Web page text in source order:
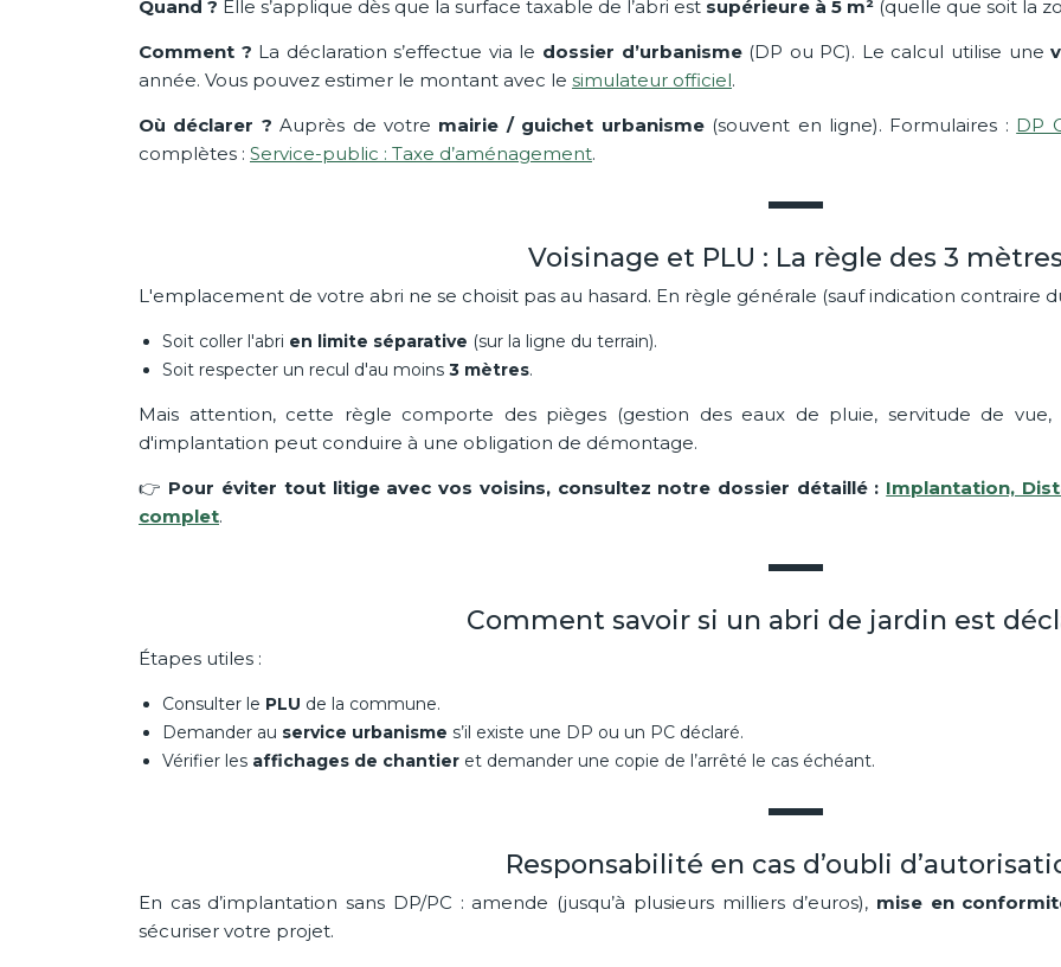
Quand ? Elle s’applique dès que la surface taxable de l’abri est supérieure à 5 m² (quelle que soit la
Comment ? La déclaration s’effectue via le dossier d’urbanisme(DP ou PC). Le calcul utilise une
année. Vous pouvez estimer le montant avec le simulateur officiel.
Où déclarer ? Auprès de votre mairie / guichet urbanisme(souvent en ligne). Formulaires : DP
complètes : Service-public : Taxe d’aménagement.
Voisinage et PLU : La règle des 3
L'emplacement de votre abri ne se choisit pas au hasard. En règle générale (sauf indication contraire
Soit coller l'abri en limite séparative (sur la ligne du terrain).
Soit respecter un recul d'au moins 3 mètres.
Mais attention, cette règle comporte des pièges (gestion des eaux de pluie, servitude de
d'implantation peut conduire à une obligation de démontage.
👉 Pour éviter tout litige avec vos voisins, consultez notre dossier détaillé : Implantation,
complet.
Comment savoir si un abri de jardin est
Étapes utiles :
Consulter le PLU de la commune.
Demander au service urbanisme s’il existe une DP ou un PC déclaré.
Vérifier les affichages de chantier et demander une copie de l’arrêté le cas échéant.
Responsabilité en cas d’oubli
En cas d’implantation sans DP/PC : amende (jusqu’à plusieurs milliers d’euros), mise en
sécuriser votre projet.